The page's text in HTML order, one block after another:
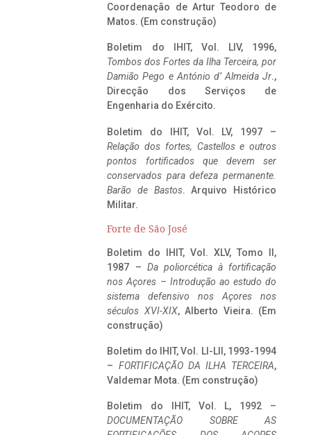
Coordenação de Artur Teodoro de
Matos. (Em construção)
Boletim do IHIT, Vol. LIV, 1996,
Tombos dos Fortes da Ilha Terceira, por
Damião Pego e António d’ Almeida Jr.,
Direcção dos Serviços de
Engenharia do Exército.
Boletim do IHIT, Vol. LV, 1997 –
Relação dos fortes, Castellos e outros
pontos fortificados que devem ser
conservados para defeza permanente.
Barão de Bastos. Arquivo Histórico
Militar.
Forte de São José
Boletim do IHIT, Vol. XLV, Tomo II,
1987 – Da poliorcética à fortificação
nos Açores – Introdução ao estudo do
sistema defensivo nos Açores nos
séculos XVI-XIX, Alberto Vieira. (Em
construção)
Boletim do IHIT, Vol. LI-LII, 1993-1994
– FORTIFICAÇÃO DA ILHA TERCEIRA,
Valdemar Mota. (Em construção)
Boletim do IHIT, Vol. L, 1992 –
DOCUMENTAÇÃO SOBRE AS